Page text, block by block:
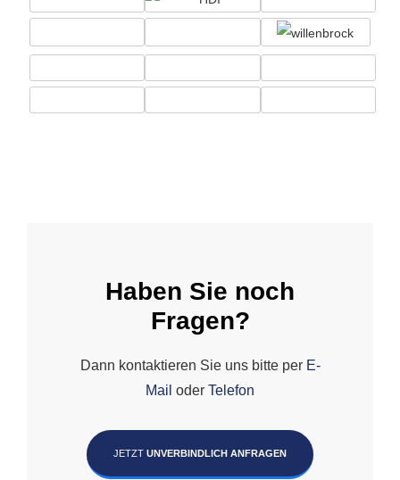
Haben Sie noch
Fragen?
Dann kontaktieren Sie uns bitte per E-
Mail oder Telefon
JETZT UNVERBINDLICH ANFRAGEN